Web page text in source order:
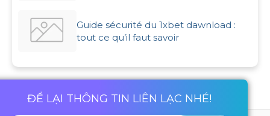
Guide sécurité du 1xbet dawnload :
tout ce qu’il faut savoir
ĐỂ LẠI THÔNG TIN LIÊN LẠC NHÉ!